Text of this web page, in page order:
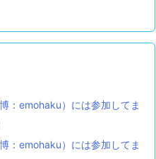
：emohaku）には参加してま
：emohaku）には参加してま